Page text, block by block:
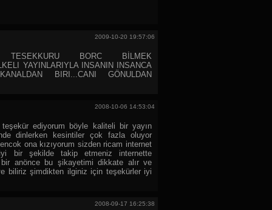
2009-10-20 19:57:06
BORC BİLMEK
YAYINLARIYLA INSANIN INSANCA
BIRI...CANI GÖNULDAN
2008-10-06 14:53:04
ediyorum böyle kaliteli bir yayın
dinlerken kesintiler çok fazla oluyor
encok ona kızıyorum sizden ricam internet
iyi bir şekilde takip etmeniz internette
anönce bu şikayetimi dikkate alır ve
biliriz şimdikten ilginiz için teşekürler iyi
2008-09-17 16:25:38